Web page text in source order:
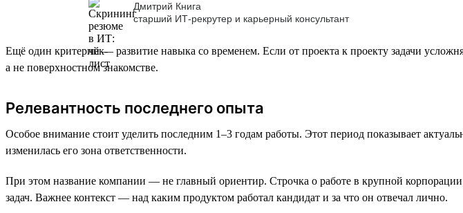
Дмитрий Книга
старший ИТ-рекрутер и карьерный консультант
Ещё один критерий — развитие навыка со временем. Если от проекта к проекту задачи
а не поверхностном знакомстве.
Релевантность последнего опыта
Особое внимание стоит уделить последним 1–3 годам работы. Этот период показывает
изменилась его зона ответственности.
При этом название компании — не главный ориентир. Строчка о работе в крупной
задач. Важнее контекст — над каким продуктом работал кандидат и за что он отвечал лично.